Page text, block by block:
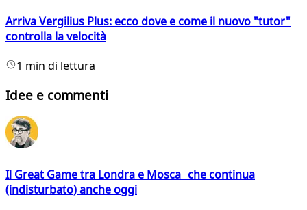
Arriva Vergilius Plus: ecco dove e come il nuovo "tutor"
controlla la velocità
1 min di lettura
Idee e commenti
Il Great Game tra Londra e Mosca che continua
(indisturbato) anche oggi